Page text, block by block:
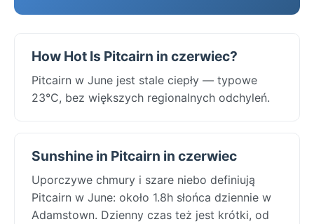
How Hot Is Pitcairn in czerwiec?
Pitcairn w June jest stale ciepły — typowe
23°C, bez większych regionalnych odchyleń.
Sunshine in Pitcairn in czerwiec
Uporczywe chmury i szare niebo definiują
Pitcairn w June: około 1.8h słońca dziennie w
Adamstown. Dzienny czas też jest krótki, od